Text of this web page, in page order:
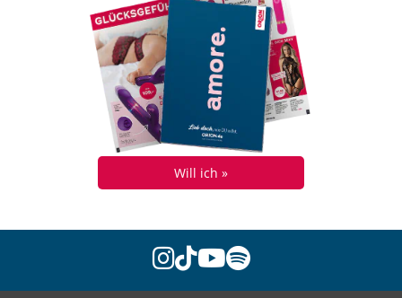
Will ich »
instagram
tiktok
youtube
spotify